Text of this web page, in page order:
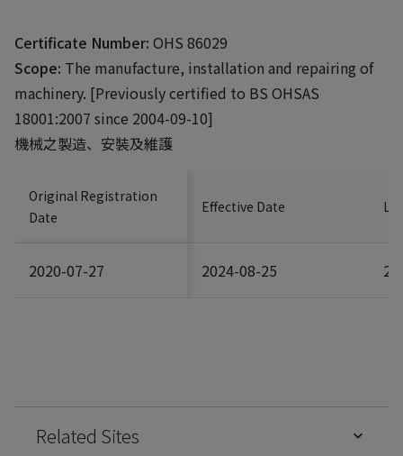
Certificate Number: OHS 86029
Scope: The manufacture, installation and repairing of
machinery. [Previously certified to BS OHSAS
18001:2007 since 2004-09-10]
機械之製造、安裝及維護
Original Registration
Date
Effective Date
2020-07-27 2024-08-25
Related Sites